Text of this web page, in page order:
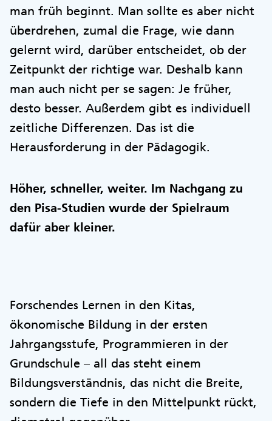
man früh beginnt. Man sollte es aber nicht
überdrehen, zumal die Frage, wie dann
gelernt wird, darüber entscheidet, ob der
Zeitpunkt der richtige war. Deshalb kann
man auch nicht per se sagen: Je früher,
desto besser. Außerdem gibt es individuell
zeitliche Differenzen. Das ist die
Herausforderung in der Pädagogik.
Höher, schneller, weiter. Im Nachgang zu
den Pisa-Studien wurde der Spielraum
dafür aber kleiner.
Forschendes Lernen in den Kitas,
ökonomische Bildung in der ersten
Jahrgangsstufe, Programmieren in der
Grundschule – all das steht einem
Bildungsverständnis, das nicht die Breite,
sondern die Tiefe in den Mittelpunkt rückt,